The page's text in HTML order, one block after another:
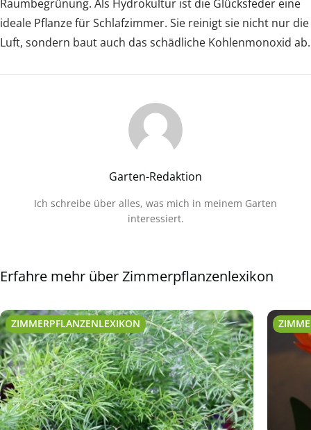
Raumbegrünung. Als Hydrokultur ist die Glücksfeder eine
ideale Pflanze für Schlafzimmer. Sie reinigt sie nicht nur die
Luft, sondern baut auch das schädliche Kohlenmonoxid ab.
Garten-Redaktion
Ich schreibe über alles, was mich in meinem Garten
interessiert.
Erfahre mehr über Zimmerpflanzenlexikon
ZIMMERPFLANZENLEXIKON